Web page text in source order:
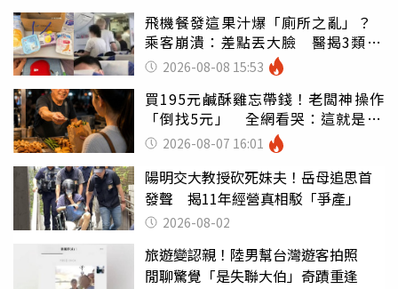
飛機餐發這果汁爆「廁所之亂」？
乘客崩潰：差點丟大臉 醫揭3類人
別亂喝
2026-08-08 15:53
買195元鹹酥雞忘帶錢！老闆神操作
「倒找5元」 全網看哭：這就是台
灣 2026-08-07 16:01
陽明交大教授砍死妹夫！岳母追思首
發聲 揭11年經營真相駁「爭產」
2026-08-02
旅遊變認親！陸男幫台灣遊客拍照
閒聊驚覺「是失聯大伯」奇蹟重逢